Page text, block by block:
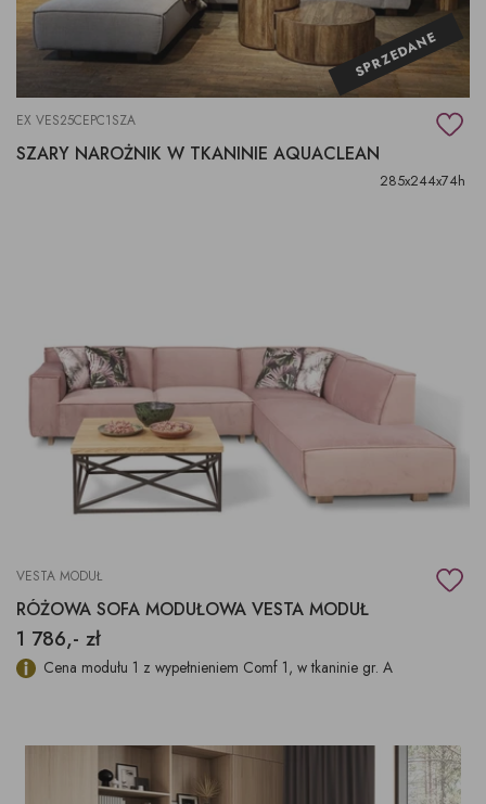
SPRZEDANE
EX VES25CEPC1SZA
SZARY NAROŻNIK W TKANINIE AQUACLEAN
285x244x74h
VESTA MODUŁ
RÓŻOWA SOFA MODUŁOWA VESTA MODUŁ
1 786,- zł
Cena modułu 1 z wypełnieniem Comf 1, w tkaninie gr. A